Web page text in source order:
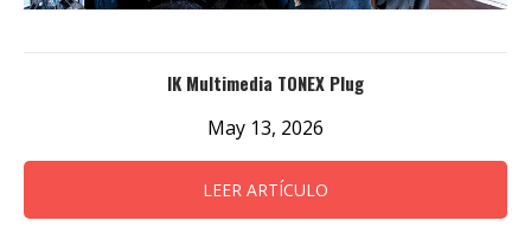
IK Multimedia TONEX Plug
May 13, 2026
LEER ARTÍCULO